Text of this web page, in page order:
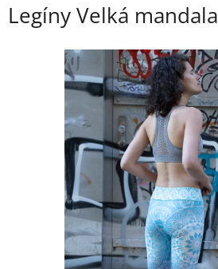
Legíny Velká mandala